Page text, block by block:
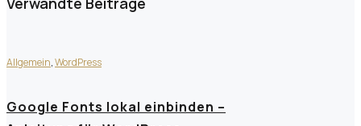
Allgemein,WordPress
Google Fonts lokal einbinden –